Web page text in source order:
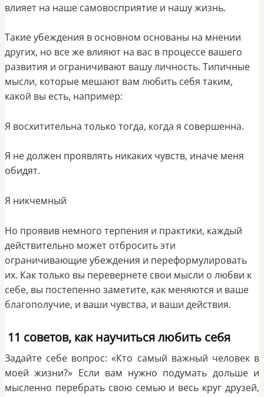
влияет на наше самовосприятие и нашу жизнь.
Такие убеждения в основном основаны на мнении
других, но все же влияют на вас в процессе вашего
развития и ограничивают вашу личность. Типичные
мысли, которые мешают вам любить себя таким,
какой вы есть, например:
Я восхитительна только тогда, когда я совершенна.
Я не должен проявлять никаких чувств, иначе меня
обидят.
Я никчемный
Но проявив немного терпения и практики, каждый
действительно может отбросить эти
ограничивающие убеждения и переформулировать
их. Как только вы перевернете свои мысли о любви к
себе, вы постепенно заметите, как меняются и ваше
благополучие, и ваши чувства, и ваши действия.
11 советов, как научиться любить себя
Задайте себе вопрос: «Кто самый важный человек в
моей жизни?» Если вам нужно подумать дольше и
мысленно перебрать свою семью и весь круг друзей,